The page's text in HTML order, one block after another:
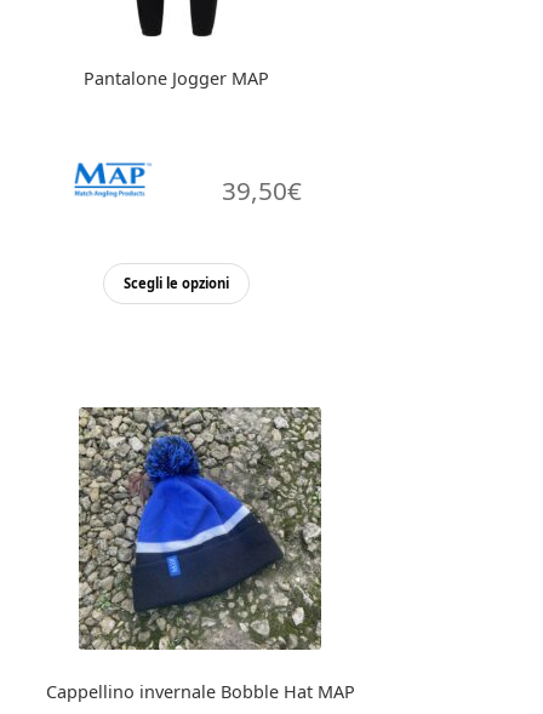
Pantalone Jogger MAP
39,50€
Scegli le opzioni
Questo
Le
opzioni
possono
essere
scelte
nella
pagina
del
Cappellino invernale Bobble Hat MAP